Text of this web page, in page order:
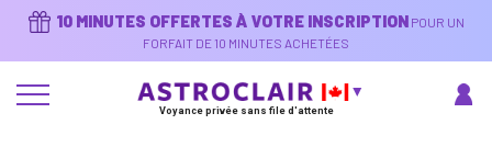
10 MINUTES OFFERTES À VOTRE INSCRIPTION POUR UN
FORFAIT DE 10 MINUTES ACHETÉES
Voyance privée sans file d'attente